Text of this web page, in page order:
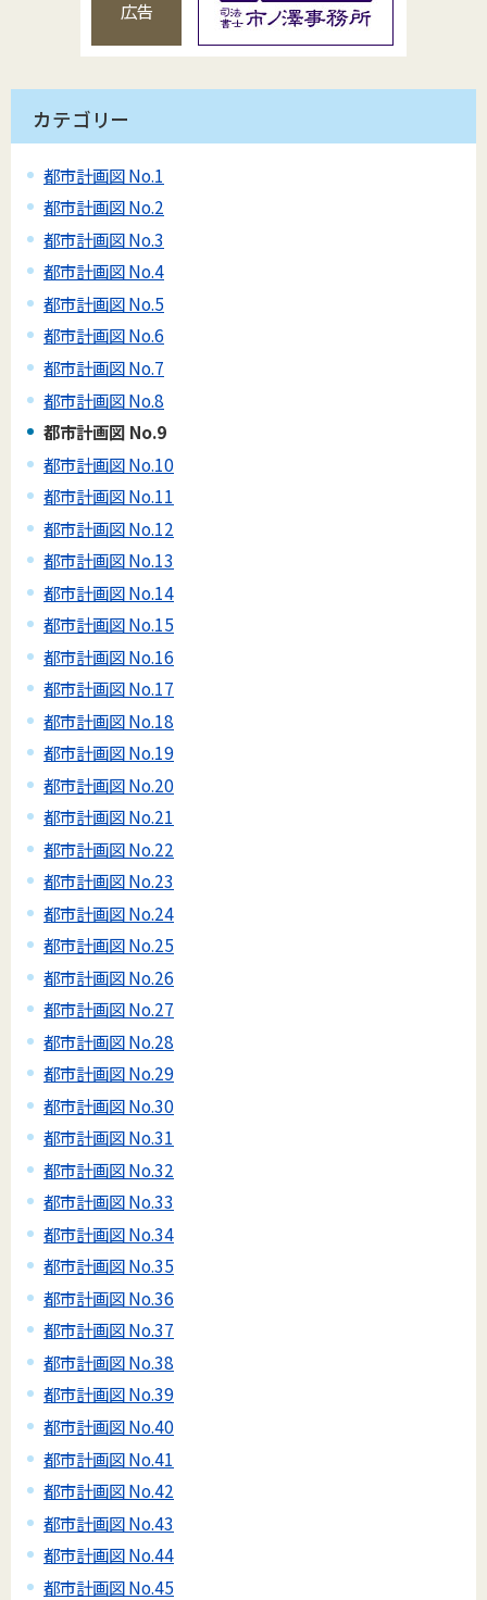
広告
カテゴリー
都市計画図 No.1
都市計画図 No.2
都市計画図 No.3
都市計画図 No.4
都市計画図 No.5
都市計画図 No.6
都市計画図 No.7
都市計画図 No.8
都市計画図 No.9
都市計画図 No.10
都市計画図 No.11
都市計画図 No.12
都市計画図 No.13
都市計画図 No.14
都市計画図 No.15
都市計画図 No.16
都市計画図 No.17
都市計画図 No.18
都市計画図 No.19
都市計画図 No.20
都市計画図 No.21
都市計画図 No.22
都市計画図 No.23
都市計画図 No.24
都市計画図 No.25
都市計画図 No.26
都市計画図 No.27
都市計画図 No.28
都市計画図 No.29
都市計画図 No.30
都市計画図 No.31
都市計画図 No.32
都市計画図 No.33
都市計画図 No.34
都市計画図 No.35
都市計画図 No.36
都市計画図 No.37
都市計画図 No.38
都市計画図 No.39
都市計画図 No.40
都市計画図 No.41
都市計画図 No.42
都市計画図 No.43
都市計画図 No.44
都市計画図 No.45